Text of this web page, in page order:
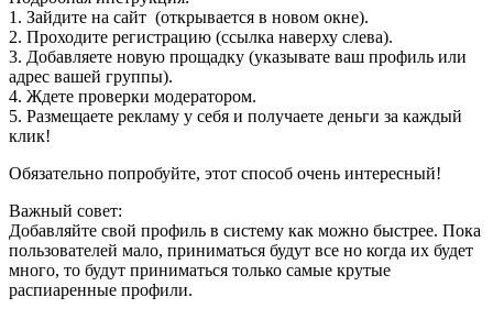
1. Зайдите на сайт (открывается в новом окне).
2. Проходите регистрацию (ссылка наверху слева).
3. Добавляете новую прощадку (указывате ваш профиль или
адрес вашей группы).
4. Ждете проверки модератором.
5. Размещаете рекламу у себя и получаете деньги за каждый
клик!
Обязательно попробуйте, этот способ очень интересный!
Важный совет:
Добавляйте свой профиль в систему как можно быстрее. Пока
пользователей мало, приниматься будут все но когда их будет
много, то будут приниматься только самые крутые
распиаренные профили.